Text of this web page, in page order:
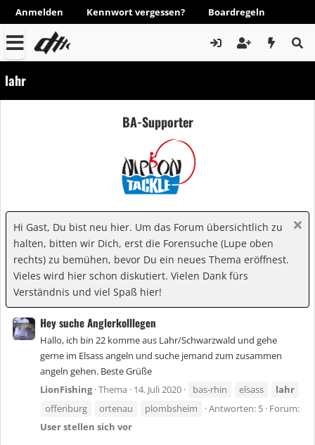
Anmelden Kennwort vergessen? Boardregeln
lahr
BA-Supporter
Hi Gast, Du bist neu hier. Um das Forum übersichtlich zu
halten, bitten wir Dich, erst die Forensuche (Lupe oben
rechts) zu bemühen, bevor Du ein neues Thema eröffnest.
Vieles wird hier schon diskutiert. Vielen Dank fürs
Verständnis und viel Spaß hier!
Hey suche Anglerkolllegen
Hallo, ich bin 22 komme aus Lahr/Schwarzwald und gehe
gerne im Elsass angeln und suche jemand zum zusammen
angeln gehen. Beste Grüße
LionFishing Thema 14. Juli 2020 bas-rhin elsass
lahr
offenburg
ortenau plombsheim Antworten: 5 Forum:
User stellen sich vor